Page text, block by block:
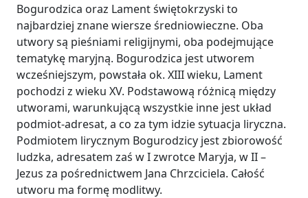
Bogurodzica oraz Lament świętokrzyski to
najbardziej znane wiersze średniowieczne. Oba
utwory są pieśniami religijnymi, oba podejmujące
tematykę maryjną. Bogurodzica jest utworem
wcześniejszym, powstała ok. XIII wieku, Lament
pochodzi z wieku XV. Podstawową różnicą między
utworami, warunkującą wszystkie inne jest układ
podmiot-adresat, a co za tym idzie sytuacja liryczna.
Podmiotem lirycznym Bogurodzicy jest zbiorowość
ludzka, adresatem zaś w I zwrotce Maryja, w II –
Jezus za pośrednictwem Jana Chrzciciela. Całość
utworu ma formę modlitwy.